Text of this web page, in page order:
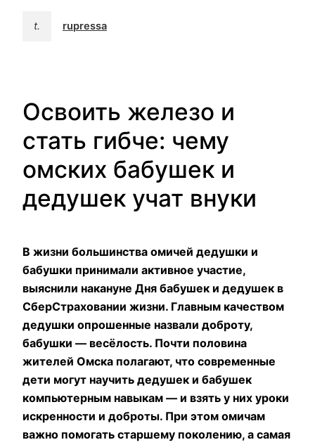
t. rupressa
Освоить железо и
стать гибче: чему
омских бабушек и
дедушек учат внуки
В жизни большинства омичей дедушки и
бабушки принимали активное участие,
выяснили накануне Дня бабушек и дедушек в
СберСтраховании жизни. Главным качеством
дедушки опрошенные назвали доброту,
бабушки — весёлость. Почти половина
жителей Омска полагают, что современные
дети могут научить дедушек и бабушек
компьютерным навыкам — и взять у них уроки
искренности и доброты. При этом омичам
важно помогать старшему поколению, а самая